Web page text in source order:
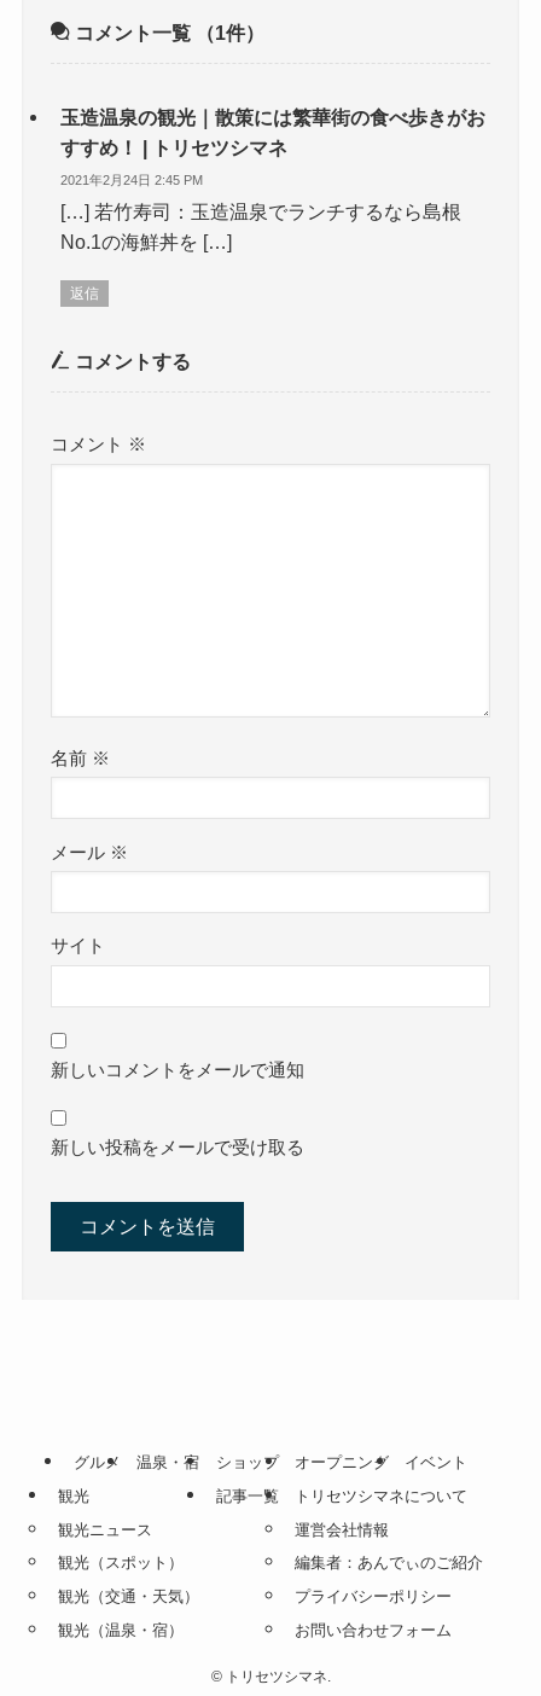
コメント一覧 （1件）
玉造温泉の観光｜散策には繁華街の食べ歩きがお
すすめ！ | トリセツシマネ
2021年2月24日 2:45 PM
[…] 若竹寿司：玉造温泉でランチするなら島根
No.1の海鮮丼を […]
返信
コメントする
コメント ※
名前 ※
メール ※
サイト
新しいコメントをメールで通知
新しい投稿をメールで受け取る
グルメ 温泉・宿 ショップ オープニング
イベント
観光
観光ニュース
観光（スポット）
観光（交通・天気）
観光（温泉・宿）
記事一覧
トリセツシマネについて
運営会社情報
編集者：あんでぃのご紹介
プライバシーポリシー
お問い合わせフォーム
©トリセツシマネ.